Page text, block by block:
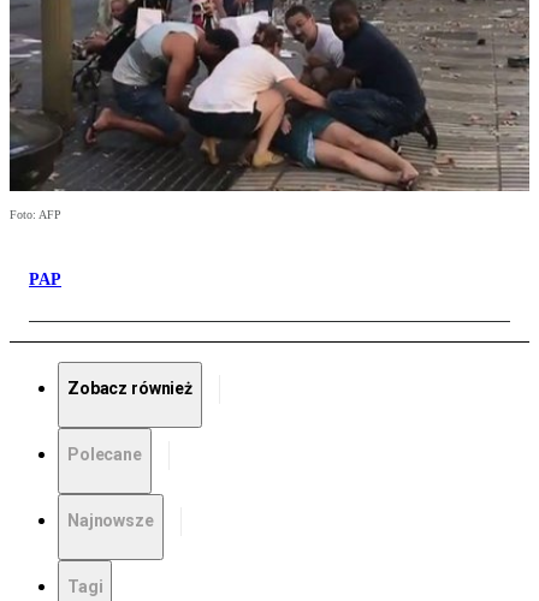
Foto: AFP
PAP
Zobacz również
Polecane
Najnowsze
Tagi